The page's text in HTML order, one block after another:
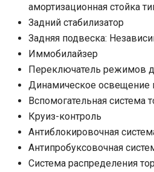
амортизационная стойка
Задний стабилизатор
Задняя подвеска:
Иммобилайзер
Переключатель режимов
Динамическое освещение
Вспомогательная система
Круиз-контроль
Антиблокировочная
Антипробуксовочная
Система распределения